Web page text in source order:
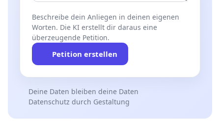
Beschreibe dein Anliegen in deinen eigenen
Worten. Die KI erstellt dir daraus eine
überzeugende Petition.
Petition erstellen
Deine Daten bleiben deine Daten
Datenschutz durch Gestaltung